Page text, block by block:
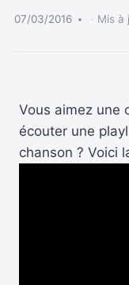
07/03/2016 Mis à
Vous aimez une
écouter une
chanson ? Voici